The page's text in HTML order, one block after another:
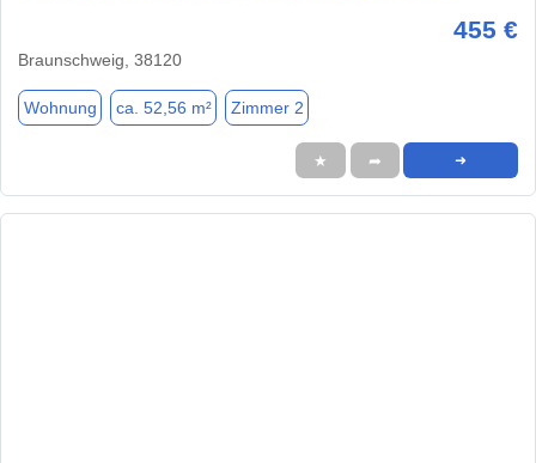
455 €
Braunschweig, 38120
Wohnung ca. 52,56 m² Zimmer 2
★ ➦ ➜